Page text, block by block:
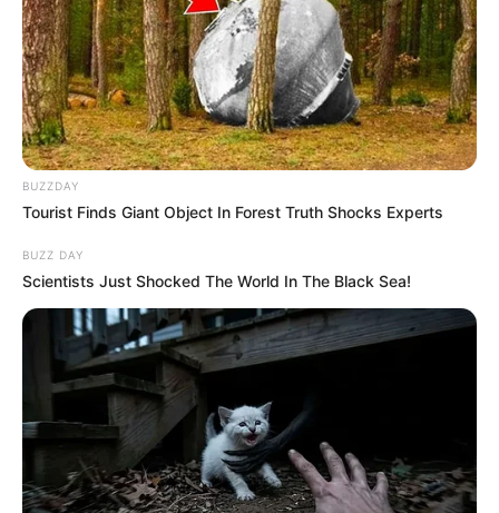
BUZZDAY
Tourist Finds Giant Object In Forest Truth Shocks Experts
BUZZ DAY
Scientists Just Shocked The World In The Black Sea!